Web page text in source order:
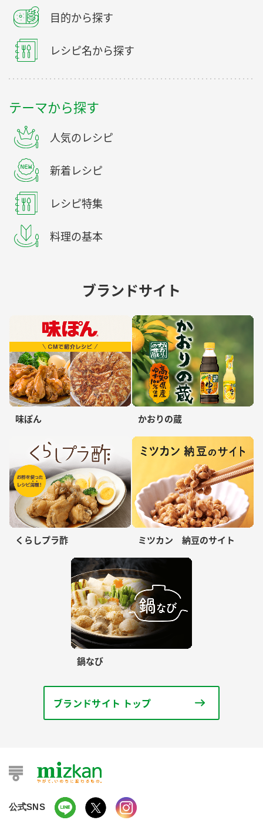
目的から探す
レシピ名から探す
テーマから探す
人気のレシピ
新着レシピ
レシピ特集
料理の基本
ブランドサイト
味ぽん かおりの蔵
くらしプラ酢 ミツカン 納豆のサイト
鍋なび
ブランドサイト トップ
公式SNS